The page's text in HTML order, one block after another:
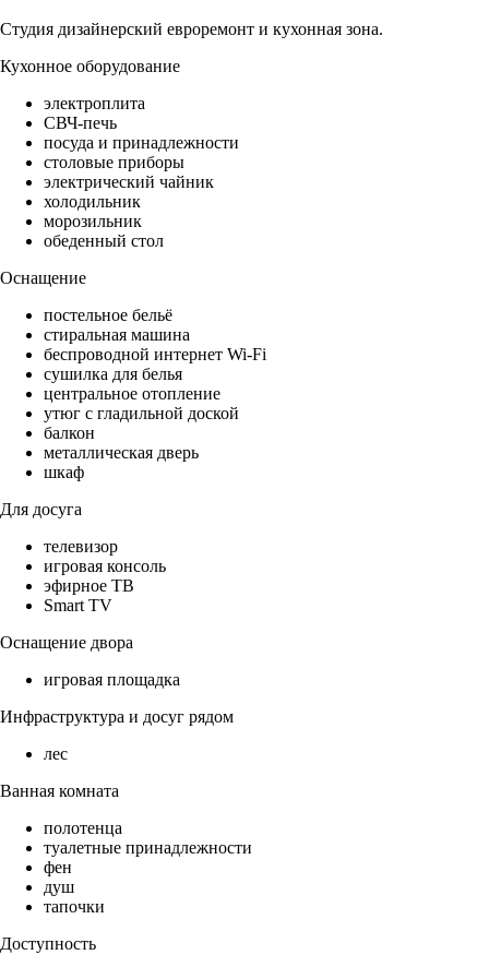
Студия дизайнерский евроремонт и кухонная зона.
Кухонное оборудование
электроплита
СВЧ-печь
посуда и принадлежности
столовые приборы
электрический чайник
холодильник
морозильник
обеденный стол
Оснащение
постельное бельё
стиральная машина
беспроводной интернет Wi-Fi
сушилка для белья
центральное отопление
утюг с гладильной доской
балкон
металлическая дверь
шкаф
Для досуга
телевизор
игровая консоль
эфирное ТВ
Smart TV
Оснащение двора
игровая площадка
Инфраструктура и досуг рядом
лес
Ванная комната
полотенца
туалетные принадлежности
фен
душ
тапочки
Доступность